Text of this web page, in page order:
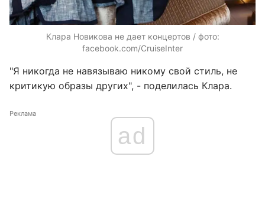
Клара Новикова не дает концертов / фото:
facebook.com/CruiseInter
"Я никогда не навязываю никому свой стиль, не
критикую образы других", - поделилась Клара.
Реклама
ad